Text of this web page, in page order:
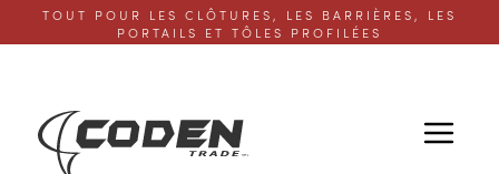
TOUT POUR LES CLÔTURES, LES BARRIÈRES, LES
PORTAILS ET TÔLES PROFILÉES